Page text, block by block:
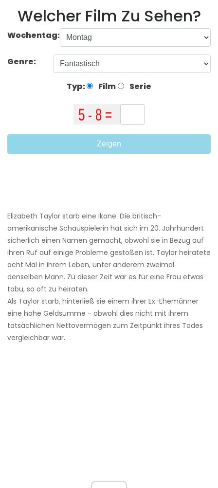
Welcher Film Zu Sehen?
Wochentag:
Genre:
Typ: Film Serie
Zeigen
Elizabeth Taylor starb eine Ikone. Die britisch-
amerikanische Schauspielerin hat sich im 20. Jahrhundert
sicherlich einen Namen gemacht, obwohl sie in Bezug auf
ihren Ruf auf einige Probleme gestoßen ist. Taylor heiratete
acht Mal in ihrem Leben, unter anderem zweimal
denselben Mann. Zu dieser Zeit war es für eine Frau etwas
tabu, so oft zu heiraten.
Als Taylor starb, hinterließ sie einem ihrer Ex-Ehemänner
eine hohe Geldsumme - obwohl dies nicht mit ihrem
tatsächlichen Nettovermögen zum Zeitpunkt ihres Todes
vergleichbar war.